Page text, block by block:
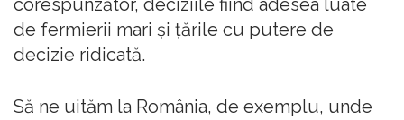
corespunzător, deciziile fiind adesea luate
de fermierii mari și țările cu putere de
decizie ridicată.
Să ne uităm la România, de exemplu, unde